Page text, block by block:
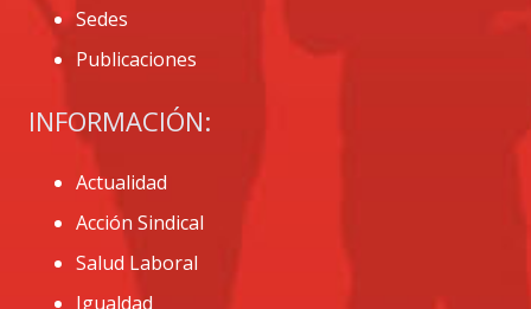
Sedes
Publicaciones
INFORMACIÓN:
Actualidad
Acción Sindical
Salud Laboral
Igualdad